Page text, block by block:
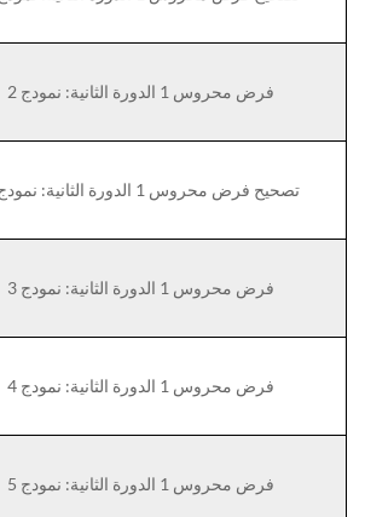
فرض محروس 1 الدورة الثانية: نمودج 2
تصحيح فرض محروس 1 الدورة الثانية: نمودج 2
فرض محروس 1 الدورة الثانية: نمودج 3
فرض محروس 1 الدورة الثانية: نمودج 4
فرض محروس 1 الدورة الثانية: نمودج 5